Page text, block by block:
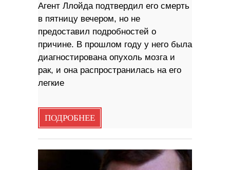
Агент Ллойда подтвердил его смерть
в пятницу вечером, но не
предоставил подробностей о
причине. В прошлом году у него была
диагностирована опухоль мозга и
рак, и она распространилась на его
легкие
ПОДРОБНЕЕ